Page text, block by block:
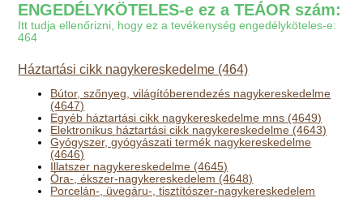
ENGEDÉLYKÖTELES-e ez a TEÁOR szám:
Itt tudja ellenőrizni, hogy ez a tevékenység engedélyköteles-e:
464
Háztartási cikk nagykereskedelme (464)
Bútor, szőnyeg, világítóberendezés nagykereskedelme
(4647)
Egyéb háztartási cikk nagykereskedelme mns (4649)
Elektronikus háztartási cikk nagykereskedelme (4643)
Gyógyszer, gyógyászati termék nagykereskedelme
(4646)
Illatszer nagykereskedelme (4645)
Óra-, ékszer-nagykereskedelem (4648)
Porcelán-, üvegáru-, tisztítószer-nagykereskedelem